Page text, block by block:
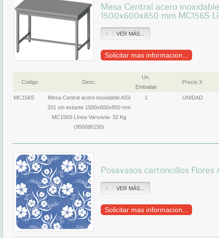
Mesa Central acero
1500x600x850 mm MC156S
VER MÁS...
Solicitar mas informacion...
Codigo Desc.
Un.
Embalaje
Precio X
MC156S
Mesa Central acero inoxidable AISI
201 sin estante 1500x600x850 mm
MC156S Línea Varsovia- 32 Kg
(950086150)
1 UNIDAD
Posavasos cartoncillos Flores
VER MÁS...
Solicitar mas informacion...